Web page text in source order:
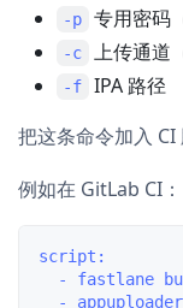
-p 专用密码
-c 上传通道
-f
IPA 路径
把这条命令加入 CI
例如在 GitLab CI：
script:
- fastlane